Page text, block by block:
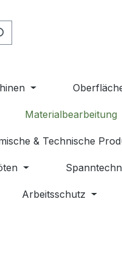
Materialbearbeitung
& Technische
Arbeitsschutz